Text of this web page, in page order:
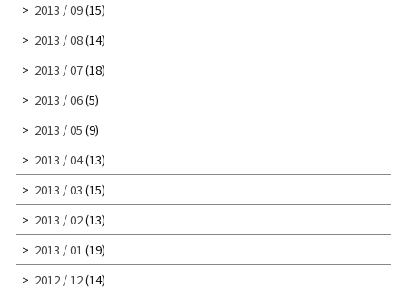
2013 / 09(15)
2013 / 08(14)
2013 / 07(18)
2013 / 06(5)
2013 / 05 (9)
2013 / 04(13)
2013 / 03 (15)
2013 / 02(13)
2013 / 01 (19)
2012 / 12(14)